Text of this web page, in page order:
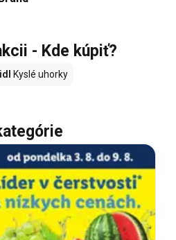
- Kde kúpiť?
Kyslé uhorky